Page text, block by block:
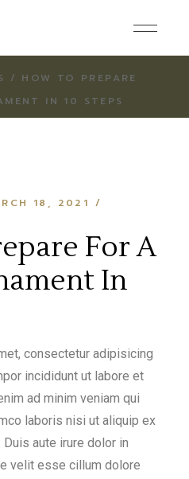
HOW TO PREPARE
IN 10 STEPS
18, 2021
For A
In
consectetur adipisicing
incididunt ut labore et
ad minim veniam qui
laboris nisi ut aliquip ex
aute irure dolor in
velit esse cillum dolore